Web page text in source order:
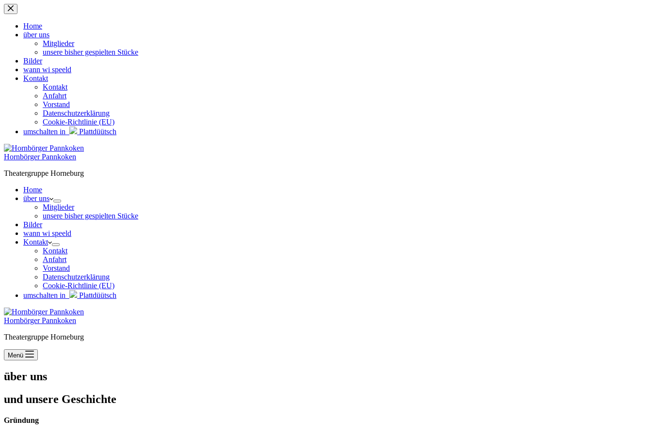
Zum
Inhalt
springenHome
über uns
Mitglieder
unsere bisher gespielten Stücke
Bilder
wann wi speeld
Kontakt
Kontakt
Anfahrt
Vorstand
Datenschutzerklärung
Cookie-Richtlinie (EU)
umschalten in
Plattdüütsch
Hornbörger Pannkoken
Theatergruppe Horneburg
Home
über uns
Mitglieder
unsere bisher gespielten Stücke
Bilder
wann wi speeld
Kontakt
Kontakt
Anfahrt
Vorstand
Datenschutzerklärung
Cookie-Richtlinie (EU)
umschalten in
Plattdüütsch
Hornbörger Pannkoken
Theatergruppe Horneburg
Menü
über uns
und unsere Geschichte
Gründung